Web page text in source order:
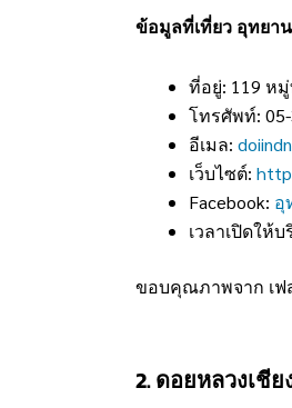
ข้อมูลที่เที่ยว อุทยา
ที่อยู่: 119 ห
โทรศัพท์:
อีเมล:
เว็บไซต์:
Facebook: อุ
เวลาเปิดให้
ขอบคุณภาพจาก เฟ
2. ดอยหลวงเชีย